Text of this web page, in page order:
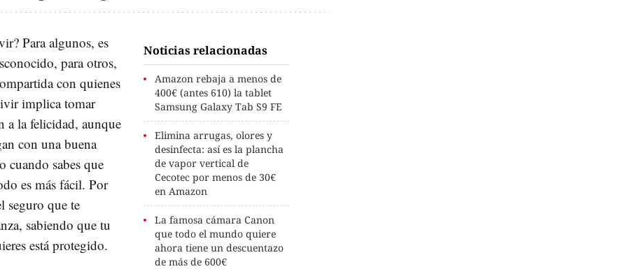
Noticias relacionadas
Amazon rebaja a menos de
400€ (antes 610) la tablet
Samsung Galaxy Tab S9 FE
Elimina arrugas, olores y
desinfecta: así es la plancha
de vapor vertical de
Cecotec por menos de 30€
en Amazon
La famosa cámara Canon
que todo el mundo quiere
ahora tiene un descuentazo
de más de 600€
Para algunos, es
para otros,
con quienes
implica tomar
a la felicidad, aunque
con una buena
cuando sabes que
es más fácil. Por
seguro que te
sabiendo que tu
está protegido.